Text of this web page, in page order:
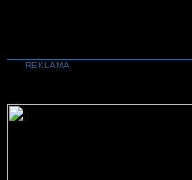
REKLAMA